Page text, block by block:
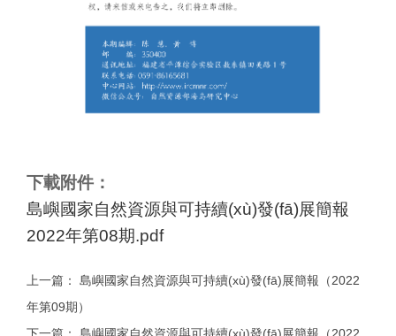
下載附件：
島嶼國家自然資源與可持續(xù)發(fā)展簡報
2022年第08期.pdf
上一篇：島嶼國家自然資源與可持續(xù)發(fā)展簡報（2022
年第09期）
下一篇： 島嶼國家自然資源與可持續(xù)發(fā)展簡報（2022